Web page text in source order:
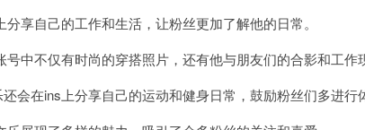
享自己的工作和生活，让粉丝更加了解他的日常。
中不仅有时尚的穿搭照片，还有他与朋友们的合影和工作
在ins上分享自己的运动和健身日常，鼓励粉丝们多进行